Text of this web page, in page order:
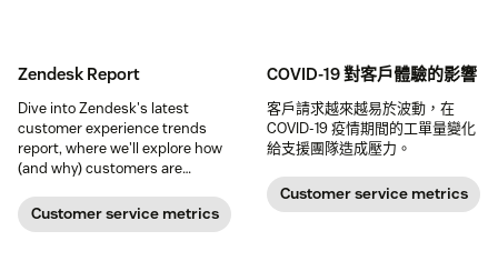
Zendesk Report
Dive into Zendesk's latest
customer experience trends
report, where we'll explore how
(and why) customers are
Customer service metrics
COVID-19 對客戶體驗的影響
客戶請求越來越易於波動，在
COVID-19 疫情期間的工單量變化
給支援團隊造成壓力。
Customer service metrics